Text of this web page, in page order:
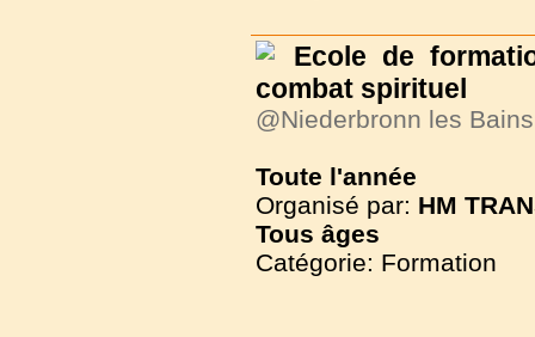
Ecole de
combat spirituel
@Niederbronn les
Toute l'année
Organisé par: HM
Tous âges
Catégorie: Formation